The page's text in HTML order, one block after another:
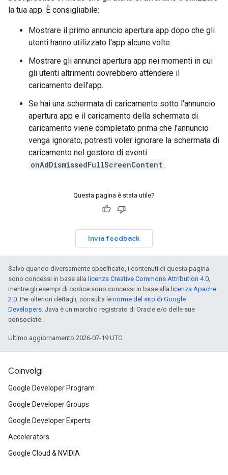
la tua app. È consigliabile:
Mostrare il primo annuncio apertura app dopo che gli
utenti hanno utilizzato l'app alcune volte.
Mostrare gli annunci apertura app nei momenti in cui
gli utenti altrimenti dovrebbero attendere il
caricamento dell'app.
Se hai una schermata di caricamento sotto l'annuncio
apertura app e il caricamento della schermata di
caricamento viene completato prima che l'annuncio
venga ignorato, potresti voler ignorare la schermata di
caricamento nel gestore di eventi
onAdDismissedFullScreenContent .
Questa pagina è stata utile?
Invia feedback
Salvo quando diversamente specificato, i contenuti di questa pagina
sono concessi in base alla licenza Creative Commons Attribution 4.0,
mentre gli esempi di codice sono concessi in base alla licenza Apache
2.0. Per ulteriori dettagli, consulta le norme del sito di Google
Developers. Java è un marchio registrato di Oracle e/o delle sue
consociate.
Ultimo aggiornamento 2026-07-19 UTC.
Coinvolgi
Google Developer Program
Google Developer Groups
Google Developer Experts
Accelerators
Google Cloud & NVIDIA